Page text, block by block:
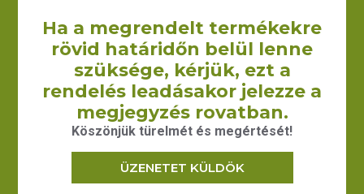
NYOMÁS NÉLKÜL
290 Ft/db+ÁFA
1 SZÍN **
437 Ft/db+ÁFA
2 SZÍN **
Ha a megrendelt termékekre
rövid határidőn belül lenne
szüksége, kérjük, ezt a
rendelés leadásakor jelezze a
megjegyzés rovatban.
Köszönjük türelmét és megértését!
ÜZENETET KÜLDÖK